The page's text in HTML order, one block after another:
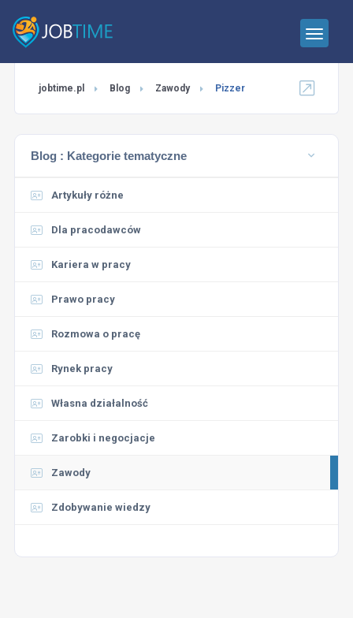
jobtime.pl Blog Zawody Pizzer
Blog : Kategorie tematyczne
Artykuły różne
Dla pracodawców
Kariera w pracy
Prawo pracy
Rozmowa o pracę
Rynek pracy
Własna działalność
Zarobki i negocjacje
Zawody
Zdobywanie wiedzy